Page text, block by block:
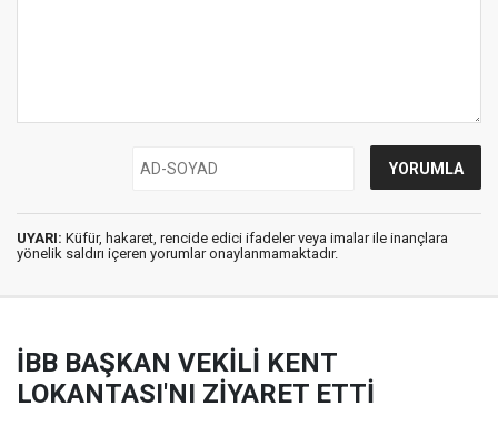
UYARI: Küfür, hakaret, rencide edici ifadeler veya imalar ile inançlara
yönelik saldırı içeren yorumlar onaylanmamaktadır.
İBB BAŞKAN VEKİLİ KENT
LOKANTASI'NI ZİYARET ETTİ